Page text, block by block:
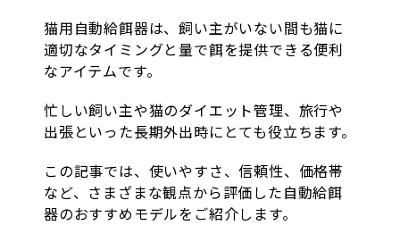
猫用自動給餌器は、飼い主がいない間も猫に
適切なタイミングと量で餌を提供できる便利
なアイテムです。
忙しい飼い主や猫のダイエット管理、旅行や
出張といった長期外出時にとても役立ちます。
この記事では、使いやすさ、信頼性、価格帯
など、さまざまな観点から評価した自動給餌
器のおすすめモデルをご紹介します。